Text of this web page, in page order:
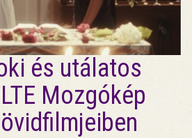
és utálatos
Mozgókép